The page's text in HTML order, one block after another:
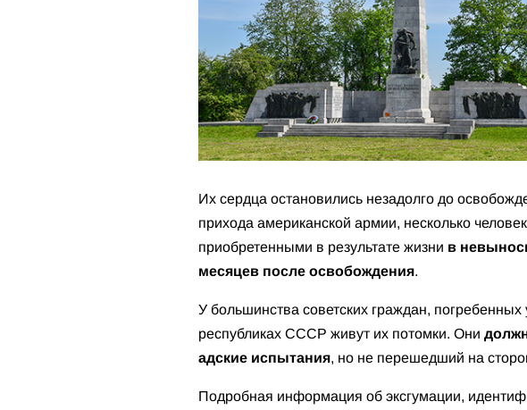
Их сердца остановились незадолго до
прихода американской армии, несколько
приобретенными в результате жизни в
месяцев после освобождения.
У большинства советских граждан,
республиках СССР живут их потомки. Они
адские испытания, но не перешедший на
Подробная информация об эксгумации,